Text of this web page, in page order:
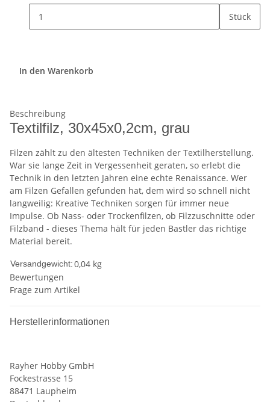
Stück
In den Warenkorb
Beschreibung
Textilfilz, 30x45x0,2cm, grau
Filzen zählt zu den ältesten Techniken der Textilherstellung.
War sie lange Zeit in Vergessenheit geraten, so erlebt die
Technik in den letzten Jahren eine echte Renaissance. Wer
am Filzen Gefallen gefunden hat, dem wird so schnell nicht
langweilig: Kreative Techniken sorgen für immer neue
Impulse. Ob Nass- oder Trockenfilzen, ob Filzzuschnitte oder
Filzband - dieses Thema hält für jeden Bastler das richtige
Material bereit.
Versandgewicht:0,04 kg
Bewertungen
Frage zum Artikel
Herstellerinformationen
Rayher Hobby GmbH
Fockestrasse 15
88471 Laupheim